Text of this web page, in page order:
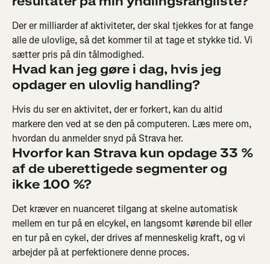
Der er milliarder af aktiviteter, der skal tjekkes for at fange
alle de ulovlige, så det kommer til at tage et stykke tid. Vi
sætter pris på din tålmodighed.
Hvad kan jeg gøre i dag, hvis jeg
opdager en ulovlig handling?
Hvis du ser en aktivitet, der er forkert, kan du altid
markere den ved at se den på computeren. Læs mere om,
hvordan du anmelder snyd på Strava her.
Hvorfor kan Strava kun opdage 33 %
af de uberettigede segmenter og
ikke 100 %?
Det kræver en nuanceret tilgang at skelne automatisk
mellem en tur på en elcykel, en langsomt kørende bil eller
en tur på en cykel, der drives af menneskelig kraft, og vi
arbejder på at perfektionere denne proces.